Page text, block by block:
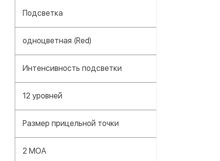
Подсветка
одноцветная (Red)
Интенсивность подсветки
12 уровней
Размер прицельной точки
2 MOA